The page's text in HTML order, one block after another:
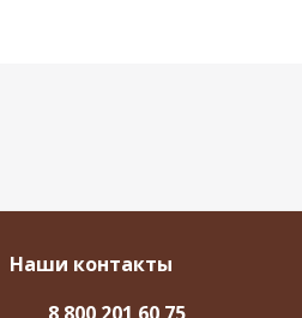
Наши контакты